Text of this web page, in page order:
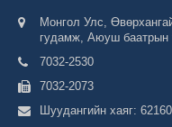
Монгол Улс,
гудамж, Аюуш баатрын
7032-2530
7032-2073
Шуудангийн хаяг: 62160